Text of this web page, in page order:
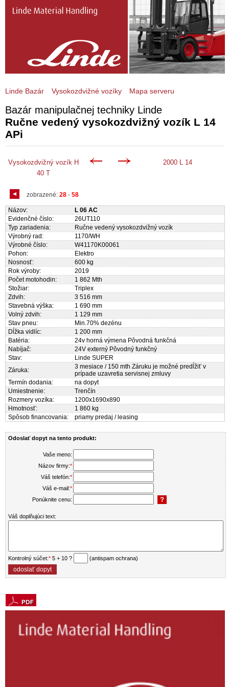
Bazár manipulačnej techniky Linde
Ručne vedený vysokozdvižný vozík L 14
APi
Vysokozdvižný vozík H
40 T
2000 L 14
zobrazené: 28- 58
Názov:
L 06 AC
Evidenčné číslo:
26UT110
Typ zariadenia:
Ručne vedený vysokozdvižný vozík
Výrobný rad:
1170/WH
Výrobné číslo:
W41170K00061
Pohon:
Elektro
Nosnosť:
600 kg
Rok výroby:
2019
Počet motohodin:
1 862 Mth
Stožiar:
Triplex
Zdvih:
3 516 mm
Stavebná výška:
1 690 mm
Volný zdvih:
1 129 mm
Stav pneu:
Min.70% dezénu
Dĺžka vidlíc:
1 200 mm
Batéria:
24v horná výmena Pôvodná funkčná
Nabíjač:
24V externý Pôvodný funkčný
Stav:
Linde SUPER
Záruka:
3 mesiace / 150 mth Záruku je možné predĺžiť v
prípade uzavretia servisnej zmluvy
Termín dodania:
na dopyt
Umiestnenie:
Trenčín
Rozmery vozíka:
1200x1690x890
Hmotnosť:
1 860 kg
Spôsob financovania:
priamy predaj / leasing
Odoslať dopyt na tento produkt:
Vaše meno:
Názov firmy:*
Váš telefón:*
Váš e-mail:*
Ponúknite cenu:
Váš doplňujúci text:
Kontrolný súčet:* 5 + 10 ? (antispam ochrana)
Linde Bazár Vysokozdvižné vozíky Mapa serveru